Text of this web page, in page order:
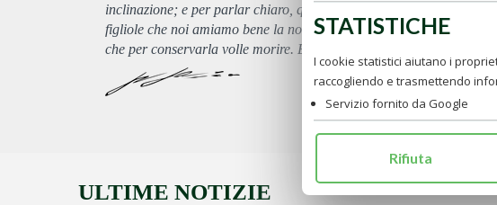
inclinazione; e per parlar chiaro, quella della nostra vocazione e
figliole che noi amiamo bene la nostra abiezione ? Nessun altro lo
che per conservarla volle morire. E questo basti (FdL, 38).
ULTIME NOTIZIE
STATISTICHE
I cookie statistici aiutano i
raccogliendo e trasmettendo
Servizio fornito da Google
Rifiuta